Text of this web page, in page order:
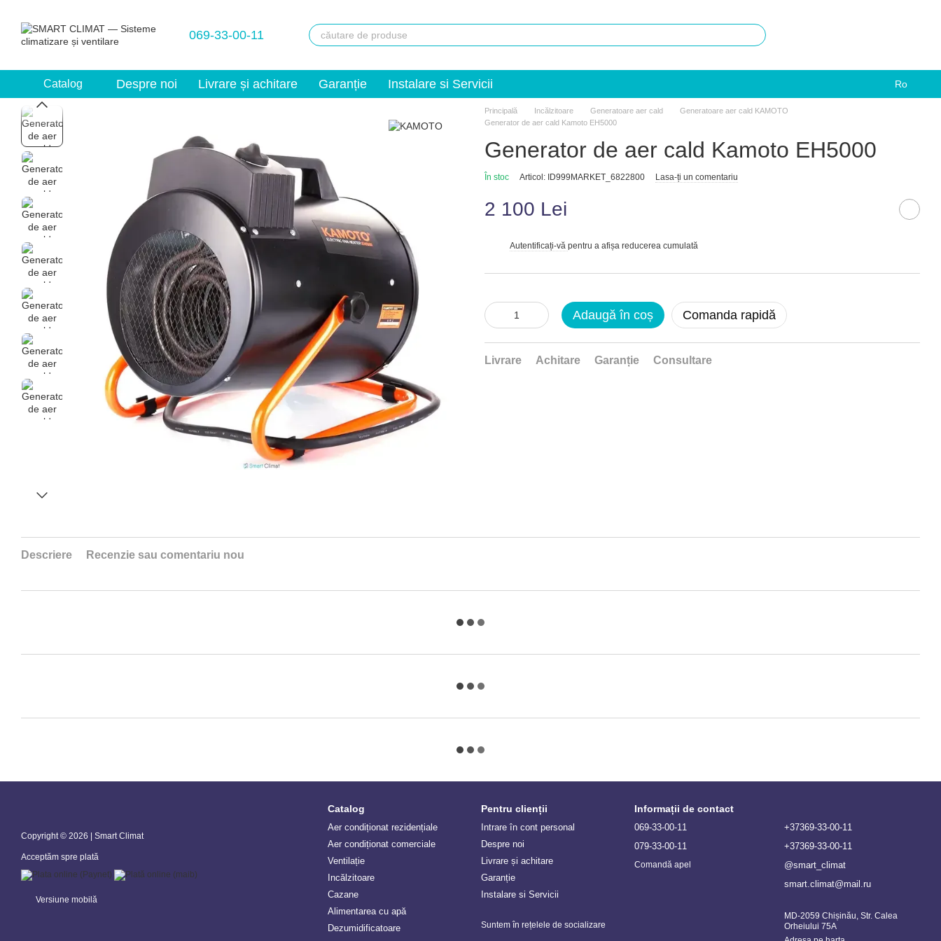
069-33-00-11
Catalog Despre noi Livrare și achitare Garanție Instalare si Servicii Ro
Principală Incălzitoare Generatoare aer cald
Generatoare aer cald KAMOTO
Generator de aer cald Kamoto EH5000
Generator de aer cald Kamoto EH5000
În stoc Articol: ID999MARKET_6822800 Lasa-ți un comentariu
2 100 Lei
Autentificați-vă pentru a afișa reducerea cumulată
Adaugă în coș Comanda rapidă
Livrare Achitare Garanție Consultare
Descriere Recenzie sau comentariu nou
Copyright © 2026 | Smart Climat
Acceptăm spre plată
Versiune mobilă
Catalog
Aer condiționat rezidențiale
Aer condiționat comerciale
Ventilație
Incălzitoare
Сazane
Alimentarea cu apă
Dezumidificatoare
Pentru clienții
Intrare în cont personal
Despre noi
Livrare și achitare
Garanție
Instalare si Servicii
Suntem în rețelele de socializare
Informații de contact
069-33-00-11
079-33-00-11
Comandă apel
+37369-33-00-11
+37369-33-00-11
@smart_climat
smart.climat@mail.ru
MD-2059 Chișinău, Str. Calea
Orheiului 75A